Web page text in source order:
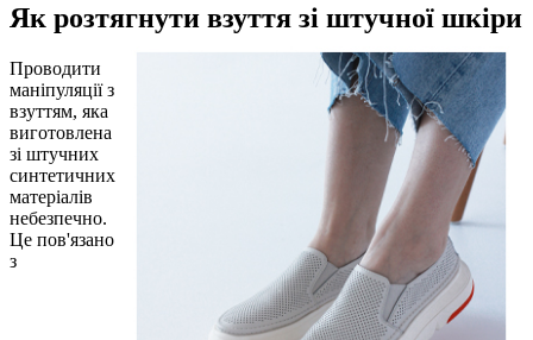
Як розтягнути взуття зі штучної шкіри
Проводити
маніпуляції з
взуттям, яка
виготовлена ​​
зі штучних
синтетичних
матеріалів
небезпечно.
Це пов'язано
з